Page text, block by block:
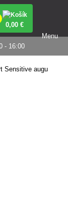
- 16:00
0,00 €
Menu
Sensitive augu